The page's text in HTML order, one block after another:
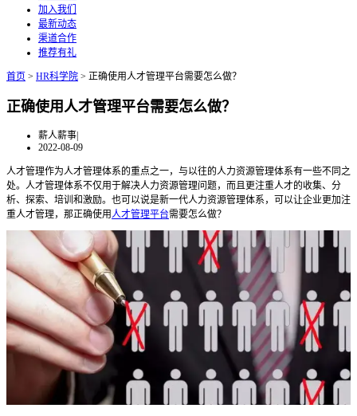
加入我们
最新动态
渠道合作
推荐有礼
首页 > HR科学院 > 正确使用人才管理平台需要怎么做？
正确使用人才管理平台需要怎么做？
薪人薪事|
2022-08-09
人才管理作为人才管理体系的重点之一，与以往的人力资源管理体系有一些不同之
处。人才管理体系不仅用于解决人力资源管理问题，而且更注重人才的收集、分
析、探索、培训和激励。也可以说是新一代人力资源管理体系，可以让企业更加注
重人才管理，那正确使用人才管理平台需要怎么做？